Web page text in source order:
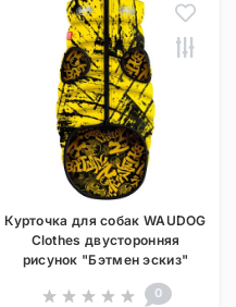
Курточка для собак WAUDOG
Clothes двусторонняя
рисунок "Бэтмен эскиз"
0